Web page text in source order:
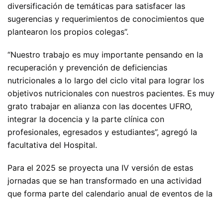
diversificación de temáticas para satisfacer las
sugerencias y requerimientos de conocimientos que
plantearon los propios colegas”.
“Nuestro trabajo es muy importante pensando en la
recuperación y prevención de deficiencias
nutricionales a lo largo del ciclo vital para lograr los
objetivos nutricionales con nuestros pacientes. Es muy
grato trabajar en alianza con las docentes UFRO,
integrar la docencia y la parte clínica con
profesionales, egresados y estudiantes”, agregó la
facultativa del Hospital.
Para el 2025 se proyecta una IV versión de estas
jornadas que se han transformado en una actividad
que forma parte del calendario anual de eventos de la